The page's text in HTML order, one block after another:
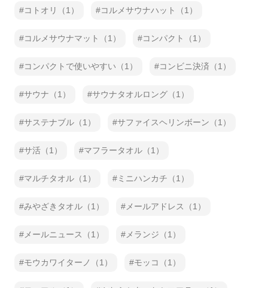
コトオリ（1） コルメサウナハット（1）
コルメサウナマット（1） コンパクト（1）
コンパクトで使いやすい（1） コンビニ決済（1）
サウナ（1） サウナタオルロング（1）
サステナブル（1） サファイスヘリンボーン（1）
サ活（1） マフラータオル（1）
マルチタオル（1） ミニハンカチ（1）
みやざきタオル（1） メールアドレス（1）
メールニュース（1） メランジ（1）
モウカワイターノ（1） モッコ（1）